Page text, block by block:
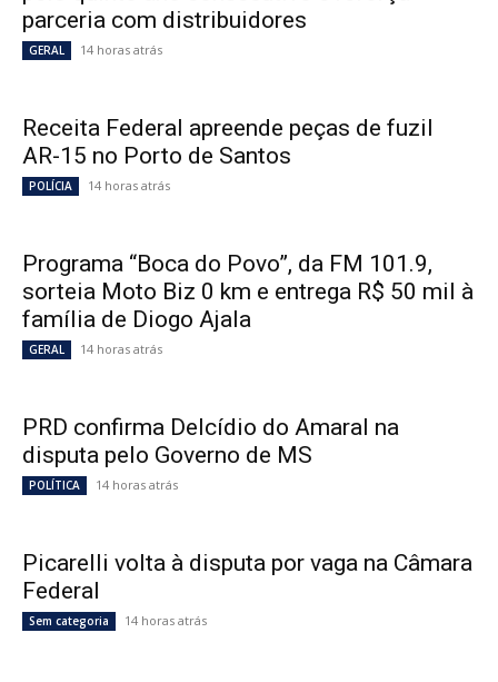
parceria com distribuidores
GERAL 14 horas atrás
Receita Federal apreende peças de fuzil
AR-15 no Porto de Santos
POLÍCIA 14 horas atrás
Programa “Boca do Povo”, da FM 101.9,
sorteia Moto Biz 0 km e entrega R$ 50 mil à
família de Diogo Ajala
GERAL 14 horas atrás
PRD confirma Delcídio do Amaral na
disputa pelo Governo de MS
POLÍTICA 14 horas atrás
Picarelli volta à disputa por vaga na Câmara
Federal
Sem categoria 14 horas atrás